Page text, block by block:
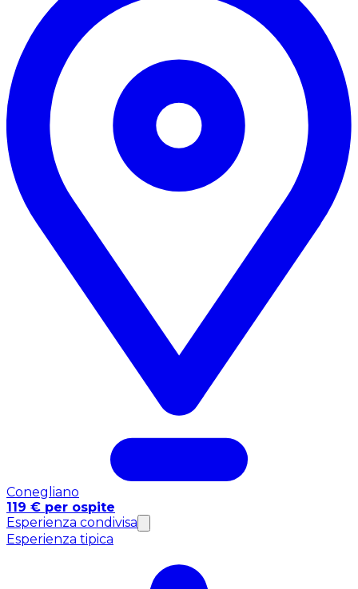
Conegliano
119 € per ospite
Esperienza condivisa
Esperienza tipica